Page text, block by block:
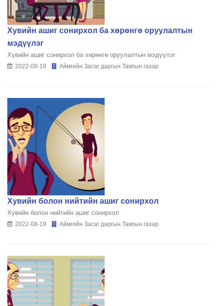
Хувийн ашиг сонирхол ба хөрөнгө оруулалтын
мэдүүлэг
Хувийн ашиг сонирхол ба хөрөнгө оруулалтын мэдүүлэг
2022-08-19 Аймгийн Засаг даргын Тамгын газар
Хувийн болон нийтийн ашиг сонирхол
Хувийн болон нийтийн ашиг сонирхол
2022-08-19 Аймгийн Засаг даргын Тамгын газар